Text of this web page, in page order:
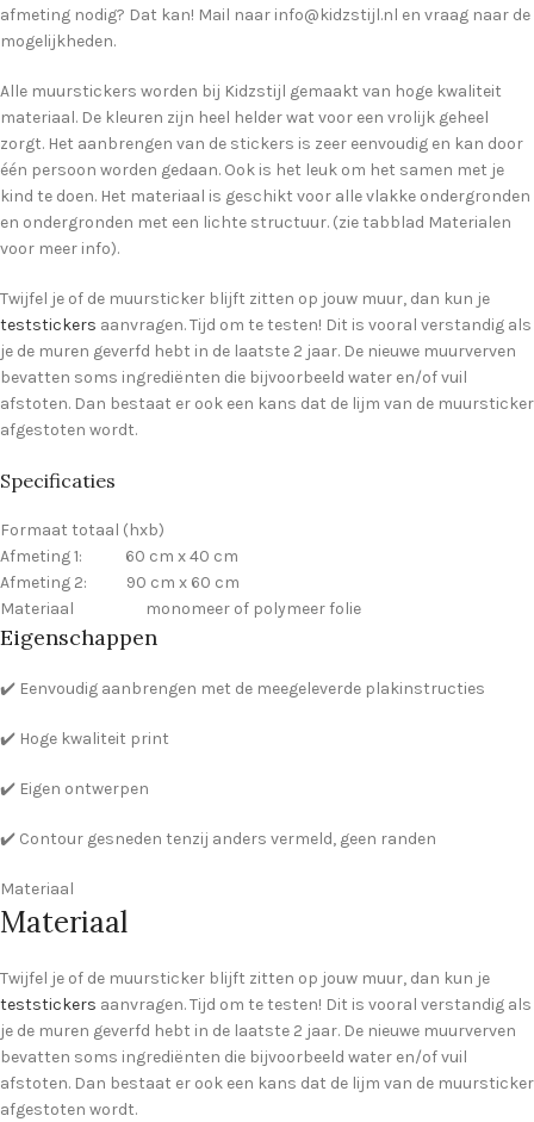
afmeting nodig? Dat kan! Mail naar info@kidzstijl.nl en vraag naar de
mogelijkheden.
Alle muurstickers worden bij Kidzstijl gemaakt van hoge kwaliteit
materiaal. De kleuren zijn heel helder wat voor een vrolijk geheel
zorgt. Het aanbrengen van de stickers is zeer eenvoudig en kan door
één persoon worden gedaan. Ook is het leuk om het samen met je
kind te doen. Het materiaal is geschikt voor alle vlakke ondergronden
en ondergronden met een lichte structuur. (zie tabblad Materialen
voor meer info).
Twijfel je of de muursticker blijft zitten op jouw muur, dan kun je
teststickers aanvragen. Tijd om te testen! Dit is vooral verstandig als
je de muren geverfd hebt in de laatste 2 jaar. De nieuwe muurverven
bevatten soms ingrediënten die bijvoorbeeld water en/of vuil
afstoten. Dan bestaat er ook een kans dat de lijm van de muursticker
afgestoten wordt.
Specificaties
Formaat totaal (hxb)
Afmeting 1: 60 cm x 40 cm
Afmeting 2: 90 cm x 60 cm
Materiaal monomeer of polymeer folie
Eigenschappen
✔️ Eenvoudig aanbrengen met de meegeleverde plakinstructies
✔️ Hoge kwaliteit print
✔️ Eigen ontwerpen
✔️ Contour gesneden tenzij anders vermeld, geen randen
Materiaal
Materiaal
Twijfel je of de muursticker blijft zitten op jouw muur, dan kun je
teststickers aanvragen. Tijd om te testen! Dit is vooral verstandig als
je de muren geverfd hebt in de laatste 2 jaar. De nieuwe muurverven
bevatten soms ingrediënten die bijvoorbeeld water en/of vuil
afstoten. Dan bestaat er ook een kans dat de lijm van de muursticker
afgestoten wordt.